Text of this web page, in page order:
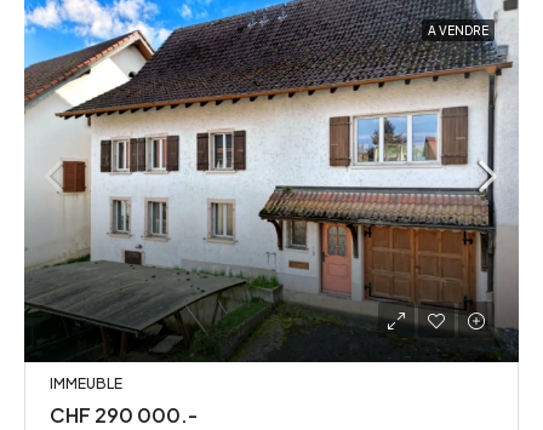
A VENDRE
IMMEUBLE
CHF 290 000.-